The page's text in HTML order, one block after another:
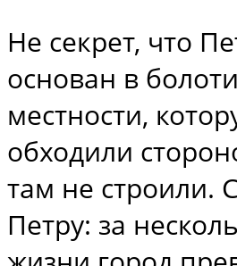
Не секрет, что
основан в
местности,
обходили
там не строили.
Петру: за